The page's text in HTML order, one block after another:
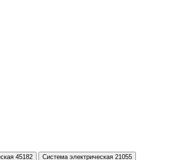
45182 Система электрическая 21055